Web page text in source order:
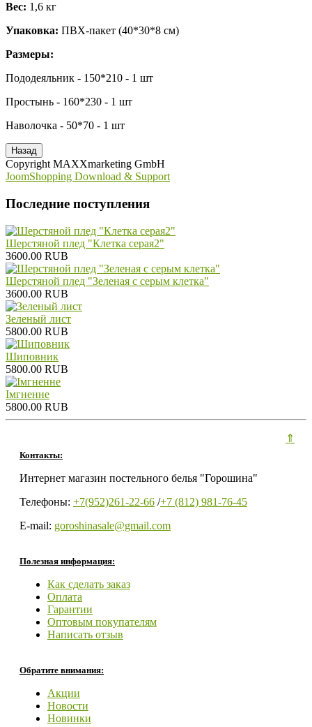
Вес: 1,6 кг
Упаковка: ПВХ-пакет (40*30*8 см)
Размеры:
Пододеяльник - 150*210 - 1 шт
Простынь - 160*230 - 1 шт
Наволочка - 50*70 - 1 шт
Copyright MAXXmarketing GmbH
JoomShopping Download & Support
Последние поступления
Шерстяной плед "Клетка серая2"
3600.00 RUB
Шерстяной плед "Зеленая с серым клетка"
3600.00 RUB
Зеленый лист
5800.00 RUB
Шиповник
5800.00 RUB
Iмгненне
5800.00 RUB
Контакты:
Интернет магазин постельного белья "Горошина"
Телефоны: +7(952)261-22-66 /+7 (812) 981-76-45
E-mail: goroshinasale@gmail.com
Полезная информация:
Как сделать заказ
Оплата
Гарантии
Оптовым покупателям
Написать отзыв
Обратите внимания:
Акции
Новости
Новинки
⇑